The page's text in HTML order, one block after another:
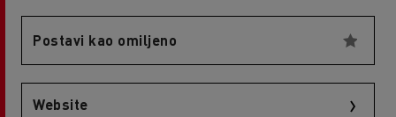
Postavi kao omiljeno
Website